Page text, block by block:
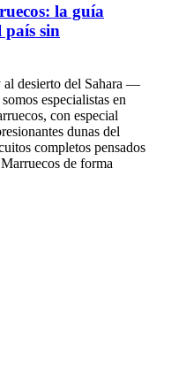
la guía
sin
desierto del Sahara —
especialistas en
con especial
dunas del
completos pensados
de forma